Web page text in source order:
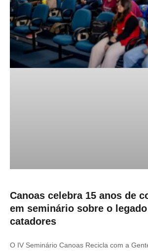
Canoas celebra 15 anos de
em seminário sobre o
catadores
O IV Seminário Canoas Recicla com a